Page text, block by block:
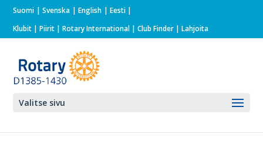
Suomi Svenska English
Eesti
Klubit |Piirit |Rotary International | Club Finder | Lahjoita
Valitse sivu